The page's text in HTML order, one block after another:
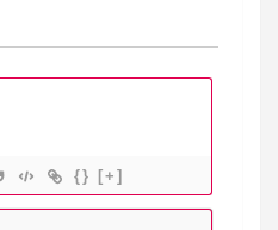
{} [+]
P